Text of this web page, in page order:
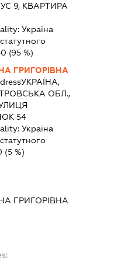
9, КВАРТИРА
Україна
(95 %)
ГРИГОРІВНА
УКРАЇНА,
ОБЛ.,
54
Україна
(5 %)
ГРИГОРІВНА